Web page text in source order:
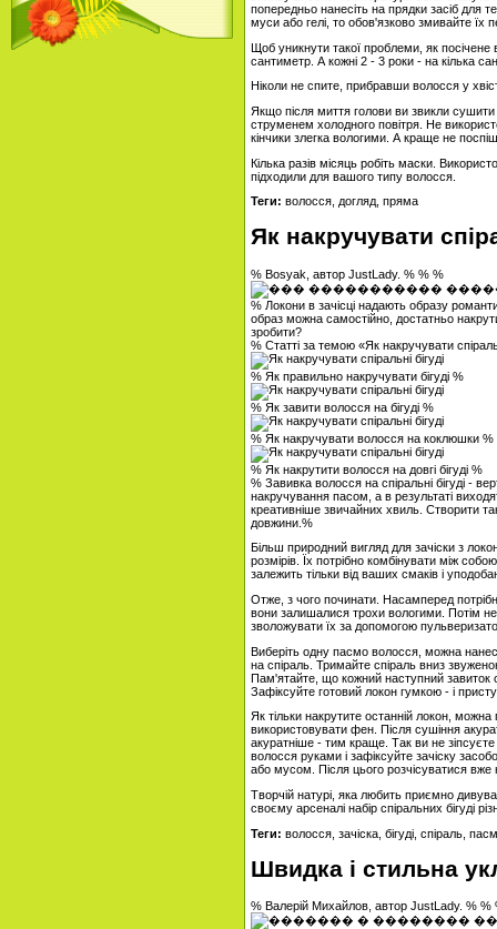
попередньо нанесіть на прядки засіб для
муси або гелі, то обов'язково змивайте їх
Щоб уникнути такої проблеми, як посічене
сантиметр. А кожні 2 - 3 роки - на кілька
Ніколи не спите, прибравши волосся у
Якщо після миття голови ви звикли
струменем холодного повітря. Не
кінчики злегка вологими. А краще не
Кілька разів місяць робіть маски.
підходили для вашого типу волосся.
Теги: волосся, догляд, пряма
Як накручувати
% Bosyak, автор JustLady. % % %
% Локони в зачісці надають образу
образ можна самостійно, достатньо
зробити?
% Статті за темою «Як накручувати
% Як правильно накручувати бігуді %
% Як завити волосся на бігуді %
% Як накручувати волосся на коклюшки %
% Як накрутити волосся на довгі бігуді %
% Завивка волосся на спіральні бігуді -
накручування пасом, а в результаті
креативніше звичайних хвиль. Створити
довжини.%
Більш природний вигляд для зачіски з
розмірів. Їх потрібно комбінувати між
залежить тільки від ваших смаків і
Отже, з чого починати. Насамперед
вони залишалися трохи вологими. Потім
зволожувати їх за допомогою
Виберіть одну пасмо волосся, можна
на спіраль. Тримайте спіраль вниз
Пам'ятайте, що кожний наступний завиток
Зафіксуйте готовий локон гумкою - і
Як тільки накрутите останній локон,
використовувати фен. Після сушіння
акуратніше - тим краще. Так ви не зіпсуєте
волосся руками і зафіксуйте зачіску
або мусом. Після цього розчісуватися вже
Творчій натурі, яка любить приємно
своєму арсеналі набір спіральних бігуді
Теги: волосся, зачіска, бігуді, спіраль,
Швидка і стильна
% Валерій Михайлов, автор JustLady. % %